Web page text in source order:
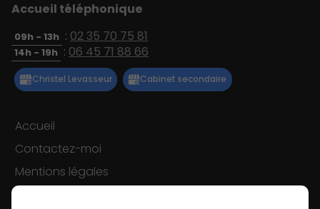
Accueil téléphonique
09h - 13h : 02 35 70 75 81
14h - 19h : 06 45 71 88 66
Accueil
Contactez-moi
Mentions légales